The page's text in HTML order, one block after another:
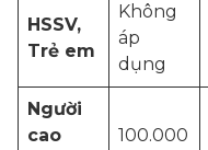
HSSV,
Trẻ em
Không
áp
dụng
Người
cao
100.000